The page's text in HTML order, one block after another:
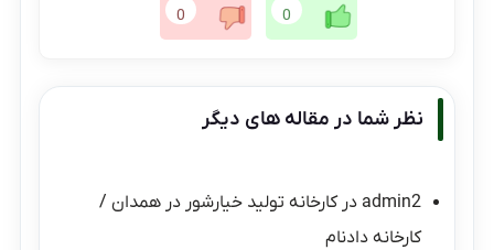
0
0
نظر شما در مقاله های دیگر
admin2 درکارخانه تولید خیارشور در همدان /
کارخانه دادنام